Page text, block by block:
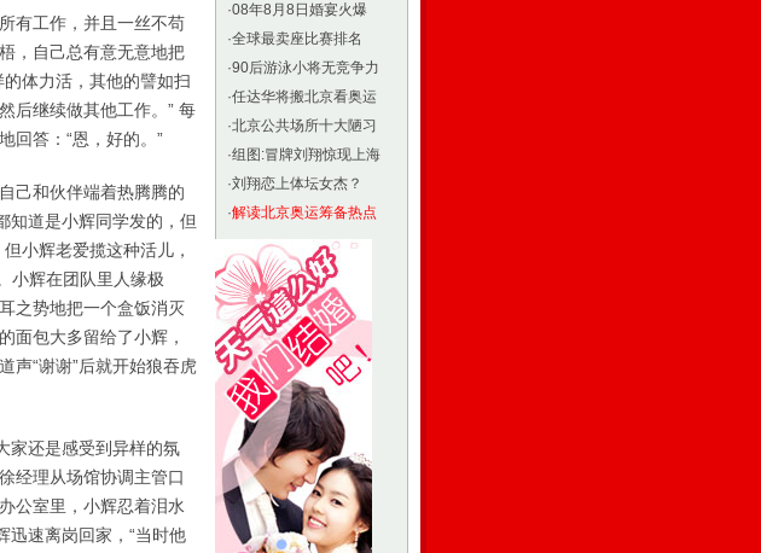
有工作，并且一丝不苟
，自己总有意无意地把
体力活，其他的譬如扫
后继续做其他工作。” 每
回答：“恩，好的。”
己和伙伴端着热腾腾的
知道是小辉同学发的，但
小辉老爱揽这种活儿，
小辉在团队里人缘极
之势地把一个盒饭消灭
面包大多留给了小辉，
声“谢谢”后就开始狼吞虎
还是感受到异样的氛
经理从场馆协调主管口
公室里，小辉忍着泪水
迅速离岗回家，“当时他
·08年8月8日婚宴火爆
·全球最卖座比赛排名
·90后游泳小将无竞争力
·任达华将搬北京看奥运
·北京公共场所十大陋习
·组图:冒牌刘翔惊现上海
·刘翔恋上体坛女杰？
·解读北京奥运筹备热点